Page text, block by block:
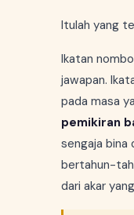
Itulah yang
Ikatan
jawapan.
pada masa
pemikiran
sengaja bina
bertahun-
dari akar